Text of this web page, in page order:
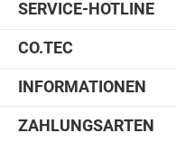
SERVICE-HOTLINE
CO.TEC
INFORMATIONEN
ZAHLUNGSARTEN